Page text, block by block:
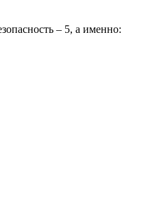
– 5, а именно: